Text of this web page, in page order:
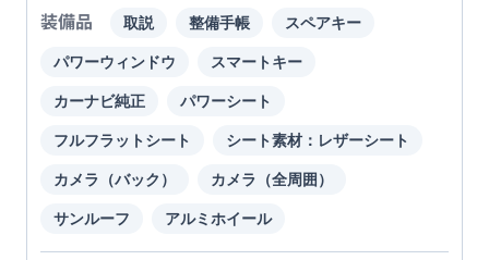
装備品 取説 整備手帳 スペアキー
パワーウィンドウ スマートキー
カーナビ純正 パワーシート
フルフラットシート シート素材：レザーシート
カメラ（バック） カメラ（全周囲）
サンルーフ アルミホイール